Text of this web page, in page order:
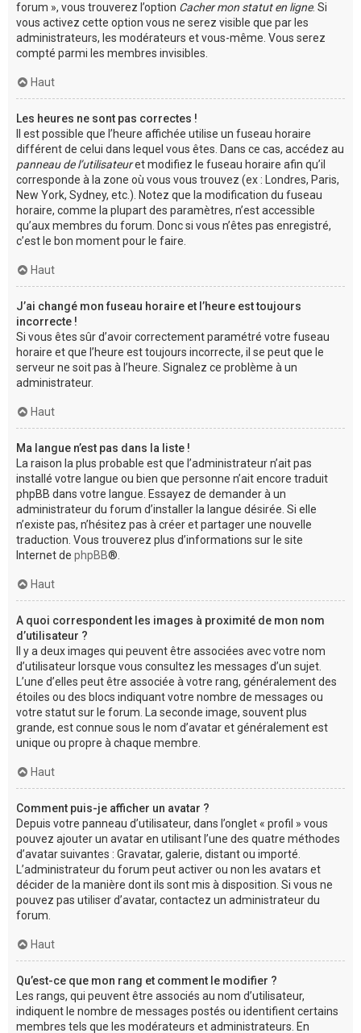
forum », vous trouverez l’option Cacher mon statut en ligne. Si
vous activez cette option vous ne serez visible que par les
administrateurs, les modérateurs et vous-même. Vous serez
compté parmi les membres invisibles.
Haut
Les heures ne sont pas correctes !
Il est possible que l’heure affichée utilise un fuseau horaire
différent de celui dans lequel vous êtes. Dans ce cas, accédez au
panneau de l’utilisateuret modifiez le fuseau horaire afin qu’il
corresponde à la zone où vous vous trouvez (ex : Londres, Paris,
New York, Sydney, etc.). Notez que la modification du fuseau
horaire, comme la plupart des paramètres, n’est accessible
qu’aux membres du forum. Donc si vous n’êtes pas enregistré,
c’est le bon moment pour le faire.
Haut
J’ai changé mon fuseau horaire et l’heure est toujours
incorrecte !
Si vous êtes sûr d’avoir correctement paramétré votre fuseau
horaire et que l’heure est toujours incorrecte, il se peut que le
serveur ne soit pas à l’heure. Signalez ce problème à un
administrateur.
Haut
Ma langue n’est pas dans la liste !
La raison la plus probable est que l’administrateur n’ait pas
installé votre langue ou bien que personne n’ait encore traduit
phpBB dans votre langue. Essayez de demander à un
administrateur du forum d’installer la langue désirée. Si elle
n’existe pas, n’hésitez pas à créer et partager une nouvelle
traduction. Vous trouverez plus d’informations sur le site
Internet de phpBB®.
Haut
A quoi correspondent les images à proximité de mon nom
d’utilisateur ?
Il y a deux images qui peuvent être associées avec votre nom
d’utilisateur lorsque vous consultez les messages d’un sujet.
L’une d’elles peut être associée à votre rang, généralement des
étoiles ou des blocs indiquant votre nombre de messages ou
votre statut sur le forum. La seconde image, souvent plus
grande, est connue sous le nom d’avatar et généralement est
unique ou propre à chaque membre.
Haut
Comment puis-je afficher un avatar ?
Depuis votre panneau d’utilisateur, dans l’onglet « profil » vous
pouvez ajouter un avatar en utilisant l’une des quatre méthodes
d’avatar suivantes : Gravatar, galerie, distant ou importé.
L’administrateur du forum peut activer ou non les avatars et
décider de la manière dont ils sont mis à disposition. Si vous ne
pouvez pas utiliser d’avatar, contactez un administrateur du
forum.
Haut
Qu’est-ce que mon rang et comment le modifier ?
Les rangs, qui peuvent être associés au nom d’utilisateur,
indiquent le nombre de messages postés ou identifient certains
membres tels que les modérateurs et administrateurs. En